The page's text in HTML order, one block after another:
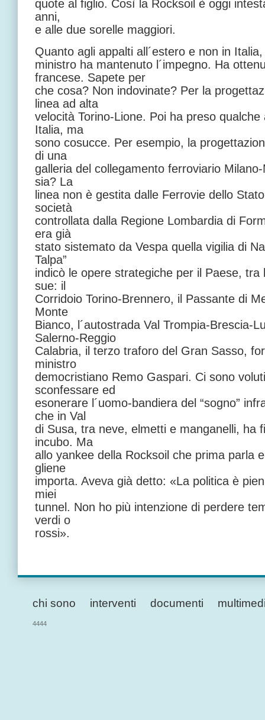
quote al figlio. Così la Rocksoil è oggi
anni,
e alle due sorelle maggiori.
Quanto agli appalti all´estero e non in Italia,
ministro ha mantenuto l´impegno. Ha
francese. Sapete per
che cosa? Non indovinate? Per la
linea ad alta
velocità Torino-Lione. Poi ha preso
Italia, ma
sono cosucce. Per esempio, la
di una
galleria del collegamento ferroviario
sia? La
linea non è gestita dalle Ferrovie dello
società
controllata dalla Regione Lombardia di
era già
stato sistemato da Vespa quella vigilia di
Talpa”
indicò le opere strategiche per il Paese, tra
sue: il
Corridoio Torino-Brennero, il Passante di
Monte
Bianco, l´autostrada Val Trompia-Brescia-
Salerno-Reggio
Calabria, il terzo traforo del Gran Sasso,
ministro
democristiano Remo Gaspari. Ci sono
sconfessare ed
esonerare l´uomo-bandiera del “sogno”
che in Val
di Susa, tra neve, elmetti e manganelli, ha
incubo. Ma
allo yankee della Rocksoil che prima parla
gliene
importa. Aveva già detto: «La politica è
miei
tunnel. Non ho più intenzione di perdere
verdi o
rossi».
chi sono interventi documenti
4444